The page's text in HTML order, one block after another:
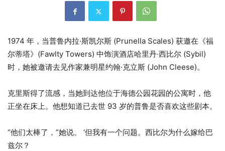
1974 年，当普鲁内拉·斯凯尔斯 (Prunella Scales) 获邀在《福
尔蒂塔》(Fawlty Towers) 中饰演酒店哈里丹·西比尔 (Sybil)
时，她被邀请去见作家兼明星约翰·克立斯 (John Cleese)。
克里斯得了流感，当她到达他位于海德公园花园的公寓时，他
正坐在床上。他想知道已去世 93 岁的普鲁是否喜欢这些剧本。
“他们太棒了，”她说。 ‘但我有一个问题。西比尔为什么嫁给巴
兹尔？